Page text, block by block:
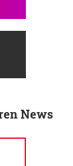
News